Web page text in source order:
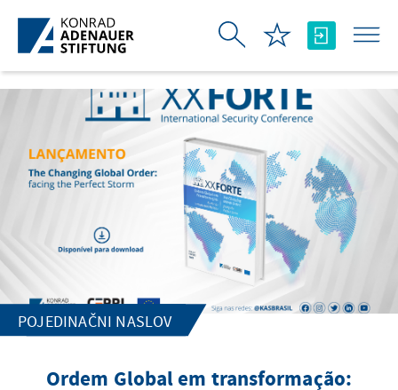
Skip to Main Content
POJEDINAČNI NASLOV
Ordem Global em transformação: